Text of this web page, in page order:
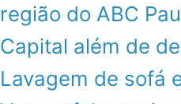
região do ABC
Capital além de
Lavagem de sofá